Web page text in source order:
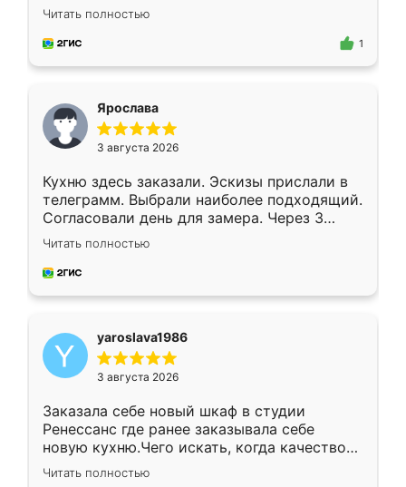
короткие сроки изготовления. Приехавший
для замера сотрудник Владислав
предложил по моему эскизу самый
Читать полностью
1
Ярослава
3 августа 2026
Кухню здесь заказали. Эскизы прислали в
телеграмм. Выбрали наиболее подходящий.
Согласовали день для замера. Через 3
недели кухня была уже готова. Остались
довольны работой. Спасибо Ренессанс
мебель за качественную работу!
Читать полностью
yaroslava1986
3 августа 2026
Заказала себе новый шкаф в студии
Ренессанс где ранее заказывала себе
новую кухню.Чего искать, когда качеством
вполне довольна. Служит кухня уже почти
два года, нареканий нет.
Читать полностью